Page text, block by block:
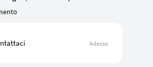
Adesso